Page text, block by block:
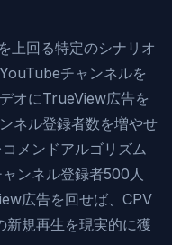
上回る特定のシナリオ
チャンネルを
オにTrueView広告を
ネル登録者数を増やせ
メンドアルゴリズム
ンネル登録者500人
広告を回せば、CPV
規再生を現実的に獲